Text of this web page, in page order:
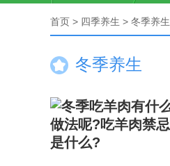
首页 > 四季养生 > 冬季养生
冬季养生